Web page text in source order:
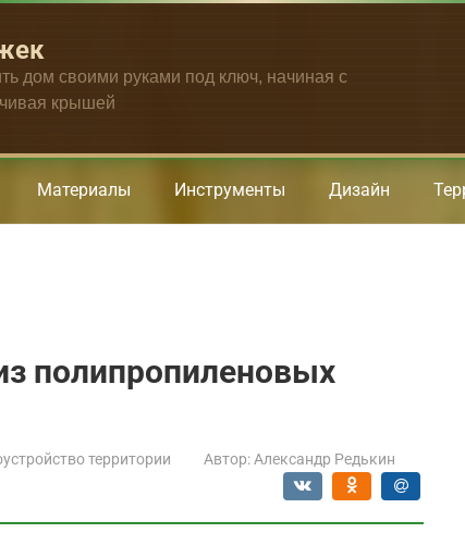
дом своими руками под ключ, начиная с
крышей
Материалы Инструменты Дизайн
полипропиленовых
территории Автор: Александр Редькин